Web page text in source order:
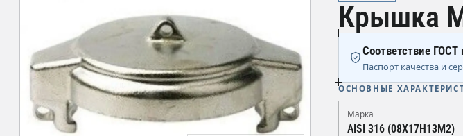
Крышка
Соответствие ГОСТ
Паспорт качества и
ОСНОВНЫЕ
Марка
AISI 316 (08Х17Н13М2)